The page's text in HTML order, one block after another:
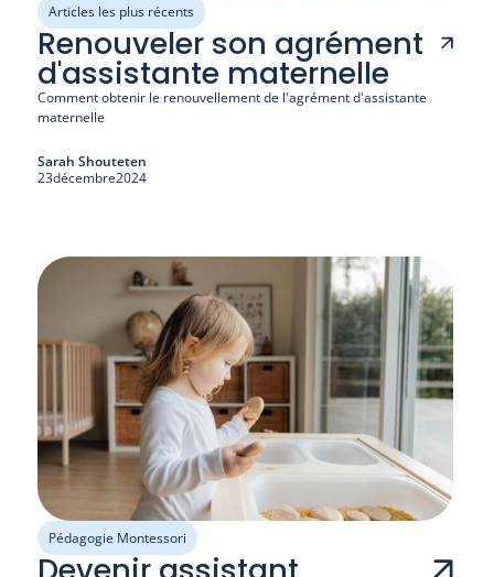
Articles les plus récents
Renouveler son agrément
d'assistante maternelle
Comment obtenir le renouvellement de l'agrément d'assistante
maternelle
Sarah Shouteten
23décembre2024
Pédagogie Montessori